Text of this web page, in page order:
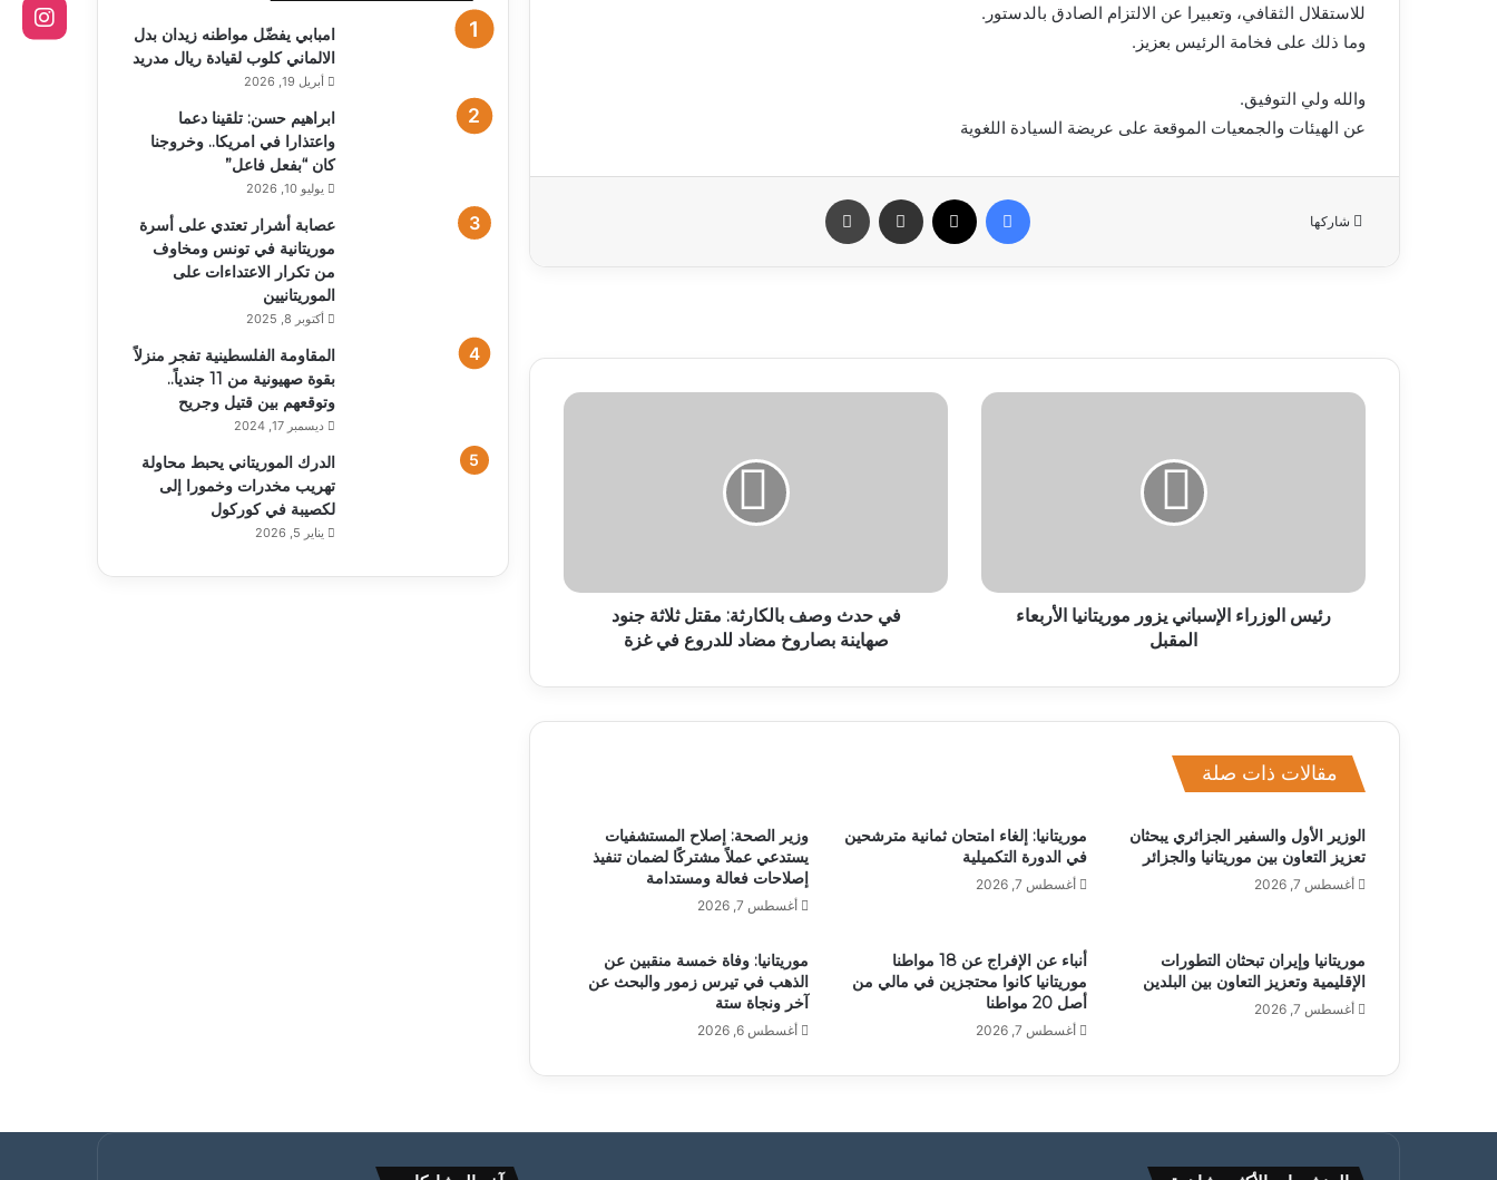
للاستقلال الثقافي، وتعبيرا عن الالتزام الصادق بالدستور.
وما ذلك على فخامة الرئيس بعزيز.
والله ولي التوفيق.
عن الهيئات والجمعيات الموقعة على عريضة السيادة اللغوية
شاركها
فيسبوك مشاركة عبر البريد
رئيس الوزراء الإسباني يزور موريتانيا الأربعاء
المقبل
في حدث وصف بالكارثة: مقتل ثلاثة جنود
صهاينة بصاروخ مضاد للدروع في غزة
مقالات ذات صلة
الوزير الأول والسفير الجزائري يبحثان
تعزيز التعاون بين موريتانيا والجزائر
أغسطس 7, 2026
موريتانيا: إلغاء امتحان ثمانية مترشحين
في الدورة التكميلية
أغسطس 7, 2026
وزير الصحة: إصلاح المستشفيات
يستدعي عملاً مشتركًا لضمان تنفيذ
إصلاحات فعالة ومستدامة
أغسطس 7, 2026
موريتانيا وإيران تبحثان التطورات
الإقليمية وتعزيز التعاون بين البلدين
أغسطس 7, 2026
أنباء عن الإفراج عن 18 مواطنا
موريتانيا كانوا محتجزين في مالي من
أصل 20 مواطنا
أغسطس 7, 2026
موريتانيا: وفاة خمسة منقبين عن
الذهب في تيرس زمور والبحث عن
آخر ونجاة ستة
أغسطس 6, 2026
امبابي يفضّل مواطنه زيدان بدل
الالماني كلوب لقيادة ريال مدريد
أبريل 19, 2026
ابراهيم حسن: تلقينا دعما
واعتذارا في امريكا.. وخروجنا
كان “بفعل فاعل”
يوليو 10, 2026
عصابة أشرار تعتدي على أسرة
موريتانية في تونس ومخاوف
من تكرار الاعتداءات على
الموريتانيين
أكتوبر 8, 2025
المقاومة الفلسطينية تفجر منزلاً
بقوة صهيونية من 11 جندياً..
وتوقعهم بين قتيل وجريح
ديسمبر 17, 2024
الدرك الموريتاني يحبط محاولة
تهريب مخدرات وخمورا إلى
لكصيبة في كوركول
يناير 5, 2026